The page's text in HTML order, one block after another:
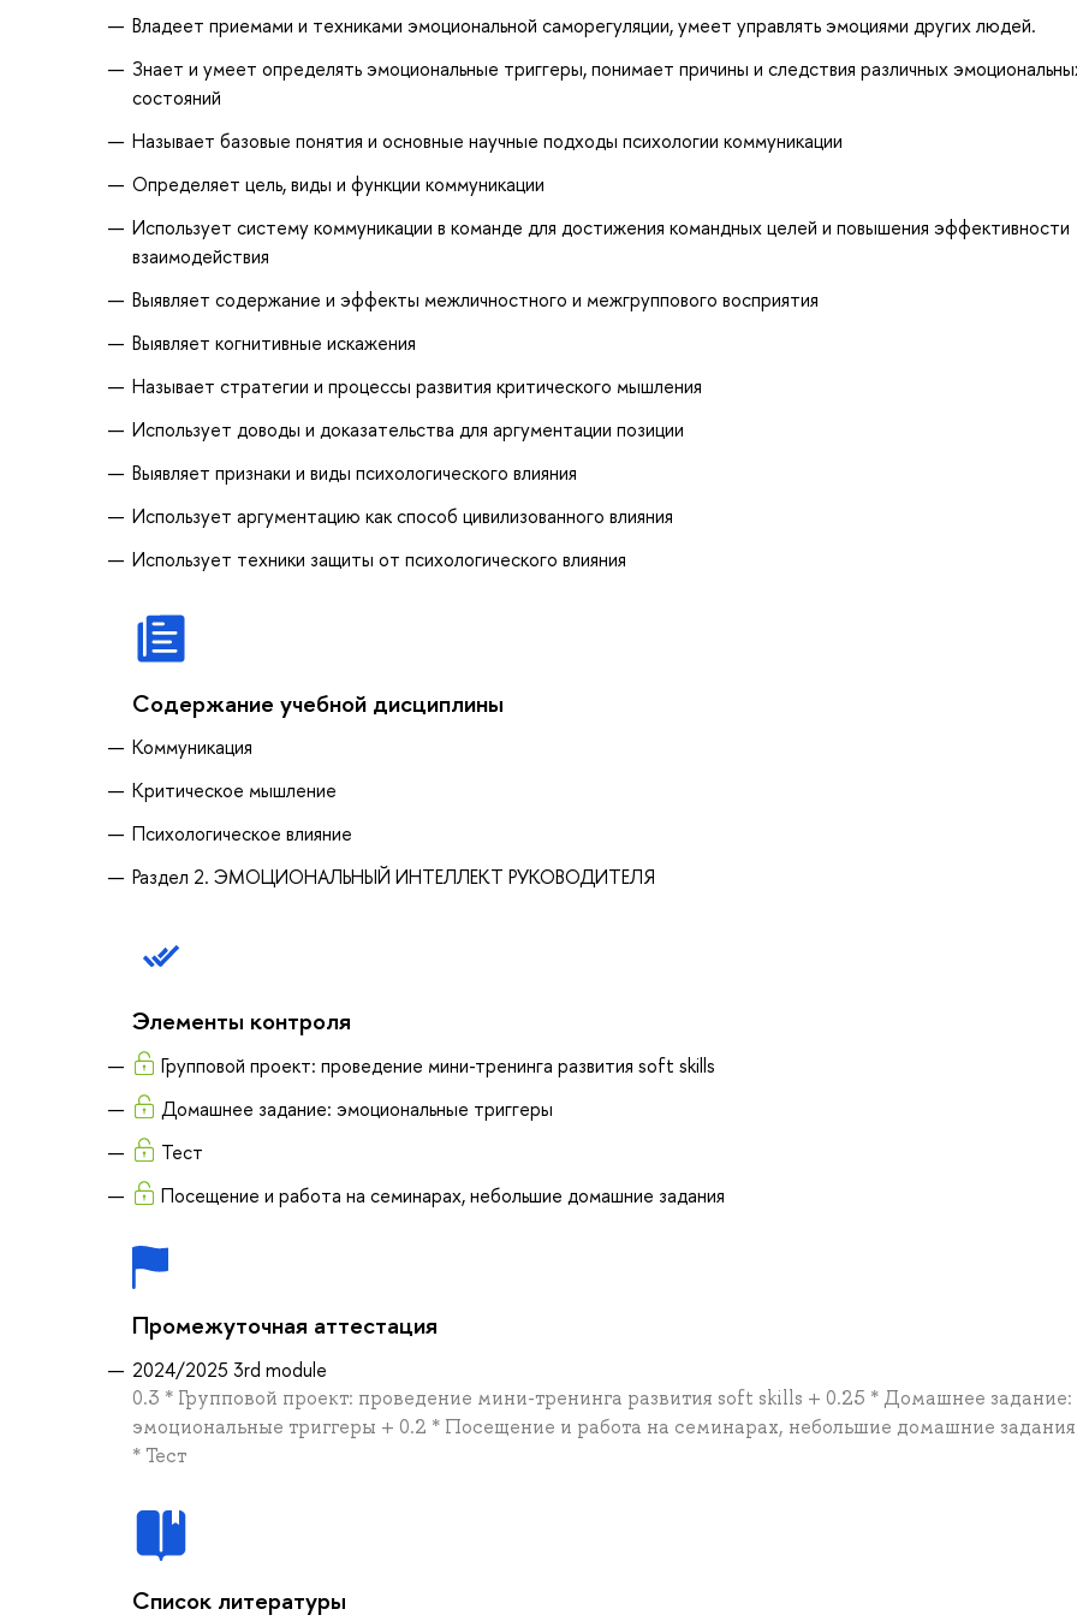
Владеет приемами и техниками эмоциональной саморегуляции, умеет управлять эмоциями других людей.
Знает и умеет определять эмоциональные триггеры, понимает причины и следствия различных
состояний
Называет базовые понятия и основные научные подходы психологии коммуникации
Определяет цель, виды и функции коммуникации
Использует систему коммуникации в команде для достижения командных целей и повышения эффективности
взаимодействия
Выявляет содержание и эффекты межличностного и межгруппового восприятия
Выявляет когнитивные искажения
Называет стратегии и процессы развития критического мышления
Использует доводы и доказательства для аргументации позиции
Выявляет признаки и виды психологического влияния
Использует аргументацию как способ цивилизованного влияния
Использует техники защиты от психологического влияния
Содержание учебной дисциплины
Коммуникация
Критическое мышление
Психологическое влияние
Раздел 2. ЭМОЦИОНАЛЬНЫЙ ИНТЕЛЛЕКТ РУКОВОДИТЕЛЯ
Элементы контроля
Групповой проект: проведение мини-тренинга развития soft skills
Домашнее задание: эмоциональные триггеры
Тест
Посещение и работа на семинарах, небольшие домашние задания
Промежуточная аттестация
2024/2025 3rd module
0.3 * Групповой проект: проведение мини-тренинга развития soft skills + 0.25 * Домашнее задание:
эмоциональные триггеры + 0.2 * Посещение и работа на семинарах, небольшие домашние
* Тест
Список литературы